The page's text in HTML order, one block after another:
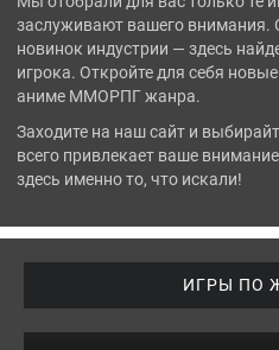
заслуживают вашего внимания.
новинок индустрии — здесь
игрока. Откройте для себя
аниме ММОРПГ жанра.
Заходите на наш сайт и
всего привлекает ваше
здесь именно то, что искали!
ИГРЫ ПО